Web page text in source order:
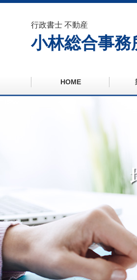
行政書士 不動産
小林総合事務
HOME